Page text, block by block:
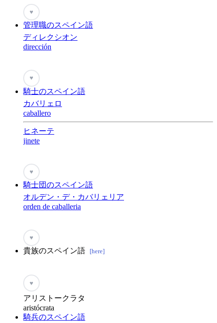
♥
管理職のスペイン語
ディレクシオン
dirección
♥
騎士のスペイン語
カバリェロ
caballero
ヒネーテ
jinete
♥
騎士団のスペイン語
オルデン・デ・カバリェリア
orden de caballeria
♥
貴族のスペイン語 [here]
♥
アリストークラタ
aristócrata
騎兵のスペイン語